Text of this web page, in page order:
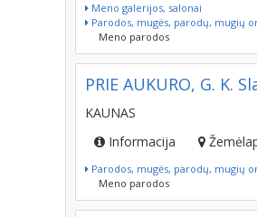
Meno galerijos, salonai
Parodos, mugės, parodų, mugių
Meno parodos
PRIE AUKURO, G. K.
KAUNAS
Informacija
Parodos, mugės, parodų, mugių
Meno parodos